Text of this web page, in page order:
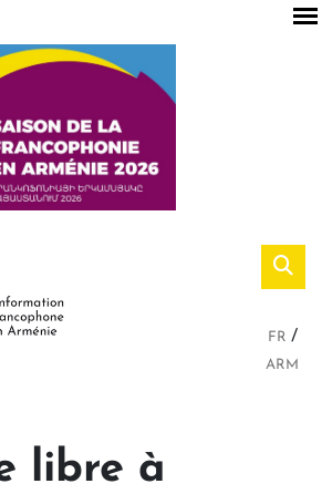
FR
ARM
libre à